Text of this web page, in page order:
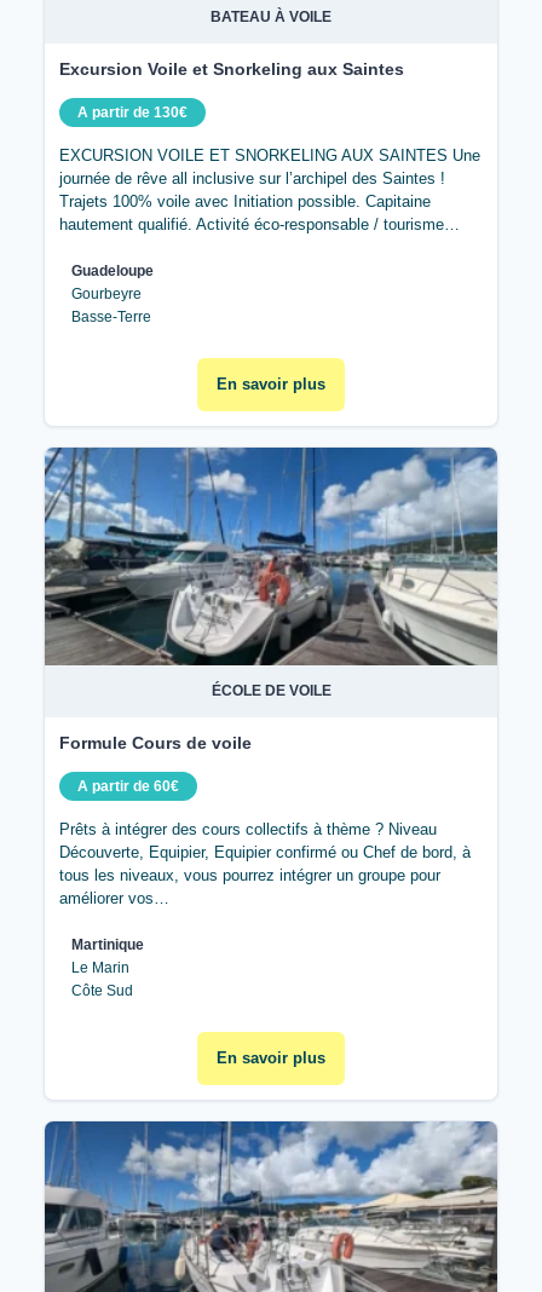
BATEAU À VOILE
Excursion Voile et Snorkeling aux Saintes
A partir de 130€
EXCURSION VOILE ET SNORKELING AUX SAINTES Une
journée de rêve all inclusive sur l’archipel des Saintes !
Trajets 100% voile avec Initiation possible. Capitaine
hautement qualifié. Activité éco-responsable / tourisme…
Guadeloupe
Gourbeyre
Basse-Terre
En savoir plus
ÉCOLE DE VOILE
Formule Cours de voile
A partir de 60€
Prêts à intégrer des cours collectifs à thème ? Niveau
Découverte, Equipier, Equipier confirmé ou Chef de bord, à
tous les niveaux, vous pourrez intégrer un groupe pour
améliorer vos…
Martinique
Le Marin
Côte Sud
En savoir plus